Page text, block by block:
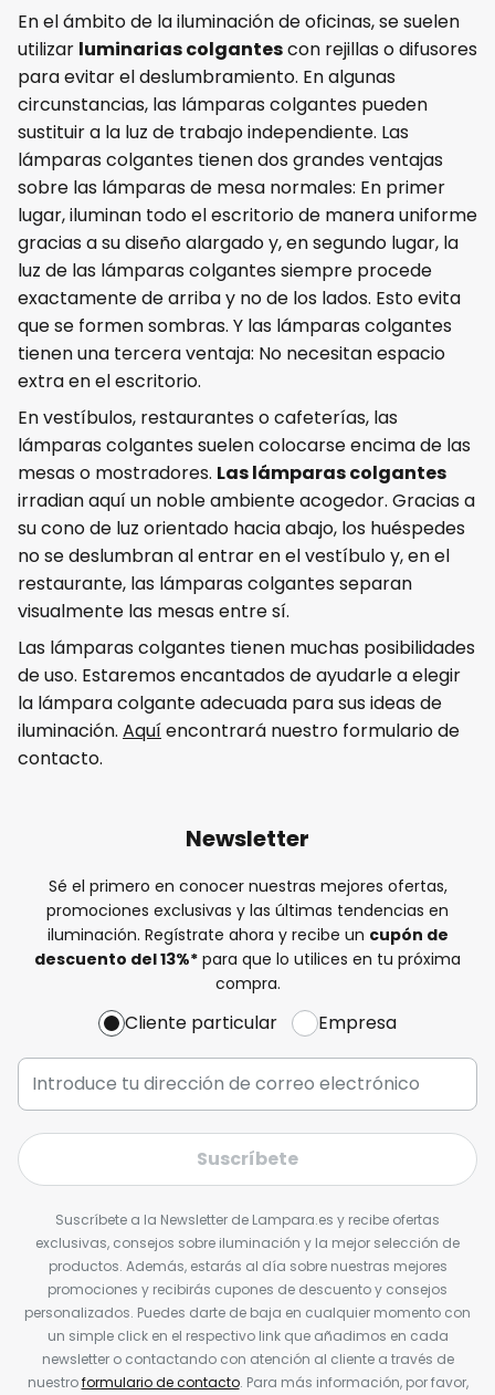
En el ámbito de la iluminación de oficinas, se suelen
utilizar luminarias colgantescon rejillas o difusores
para evitar el deslumbramiento. En algunas
circunstancias, las lámparas colgantes pueden
sustituir a la luz de trabajo independiente. Las
lámparas colgantes tienen dos grandes ventajas
sobre las lámparas de mesa normales: En primer
lugar, iluminan todo el escritorio de manera uniforme
gracias a su diseño alargado y, en segundo lugar, la
luz de las lámparas colgantes siempre procede
exactamente de arriba y no de los lados. Esto evita
que se formen sombras. Y las lámparas colgantes
tienen una tercera ventaja: No necesitan espacio
extra en el escritorio.
En vestíbulos, restaurantes o cafeterías, las
lámparas colgantes suelen colocarse encima de las
mesas o mostradores. Las lámparas colgantes
irradian aquí un noble ambiente acogedor. Gracias a
su cono de luz orientado hacia abajo, los huéspedes
no se deslumbran al entrar en el vestíbulo y, en el
restaurante, las lámparas colgantes separan
visualmente las mesas entre sí.
Las lámparas colgantes tienen muchas posibilidades
de uso. Estaremos encantados de ayudarle a elegir
la lámpara colgante adecuada para sus ideas de
iluminación. Aquíencontrará nuestro formulario de
contacto.
Newsletter
Sé el primero en conocer nuestras mejores ofertas,
promociones exclusivas y las últimas tendencias en
iluminación. Regístrate ahora y recibe un cupón de
descuento del13%* para que lo utilices en tu próxima
compra.
Cliente particular Empresa
Suscríbete
Suscríbete a la Newsletter de Lampara.es y recibe ofertas
exclusivas, consejos sobre iluminación y la mejor selección de
productos. Además, estarás al día sobre nuestras mejores
promociones y recibirás cupones de descuento y consejos
personalizados. Puedes darte de baja en cualquier momento con
un simple click en el respectivo link que añadimos en cada
newsletter o contactando con atención al cliente a través de
nuestroformulario de contacto. Para más información, por favor,